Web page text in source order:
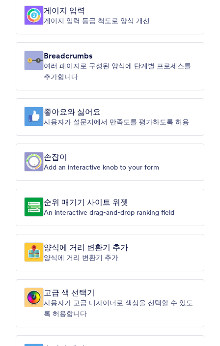
게이지 입력
게이지 입력 등급 척도로 양식 개선
Breadcrumbs
여러 페이지로 구성된 양식에 단계별 프로세스를
추가합니다
좋아요와 싫어요
사용자가 설문지에서 만족도를 평가하도록 허용
손잡이
Add an interactive knob to your form
순위 매기기 사이트 위젯
An interactive drag-and-drop ranking field
양식에 거리 변환기 추가
양식에 거리 변환기 추가
고급 색 선택기
사용자가 고급 디자이너로 색상을 선택할 수 있도
록 허용합니다